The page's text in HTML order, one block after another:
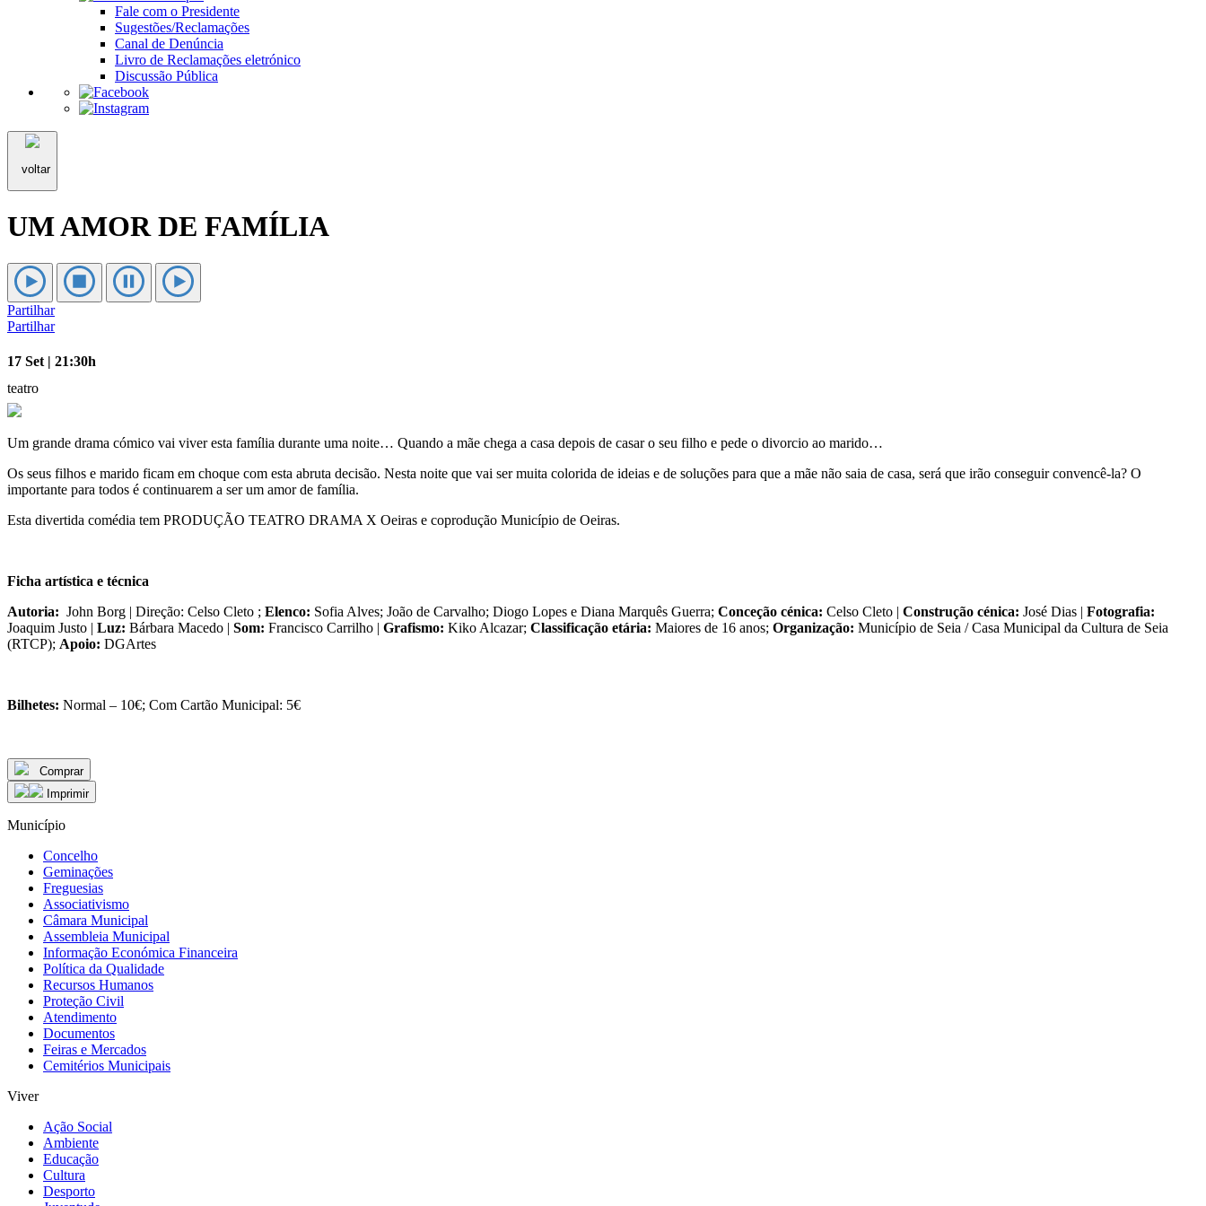
Fale com o Presidente
Sugestões/Reclamações
Canal de Denúncia
Livro de Reclamações eletrónico
Discussão Pública
voltar
UM AMOR DE FAMÍLIA
Partilhar
Partilhar
17 Set | 21:30h
teatro
Um grande drama cómico vai viver esta família durante uma noite… Quando a mãe chega a casa depois de casar o seu filho e pede o divorcio ao marido…
Os seus filhos e marido ficam em choque com esta abruta decisão. Nesta noite que vai ser muita colorida de ideias e de soluções para que a mãe não saia de casa, será que irão conseguir convencê-la? O
importante para todos é continuarem a ser um amor de família.
Esta divertida comédia tem PRODUÇÃO TEATRO DRAMA X Oeiras e coprodução Município de Oeiras.
Ficha artística e técnica
Autoria: John Borg | Direção: Celso Cleto ; Elenco: Sofia Alves; João de Carvalho; Diogo Lopes e Diana Marquês Guerra; Conceção cénica: Celso Cleto | Construção cénica: José Dias | Fotografia:
Joaquim Justo | Luz: Bárbara Macedo | Som: Francisco Carrilho | Grafismo: Kiko Alcazar; Classificação etária: Maiores de 16 anos; Organização: Município de Seia / Casa Municipal da Cultura de Seia
(RTCP); Apoio: DGArtes
Bilhetes: Normal – 10€; Com Cartão Municipal: 5€
Comprar
Imprimir
Município
Concelho
Geminações
Freguesias
Associativismo
Câmara Municipal
Assembleia Municipal
Informação Económica Financeira
Política da Qualidade
Recursos Humanos
Proteção Civil
Atendimento
Documentos
Feiras e Mercados
Cemitérios Municipais
Viver
Ação Social
Ambiente
Educação
Cultura
Desporto